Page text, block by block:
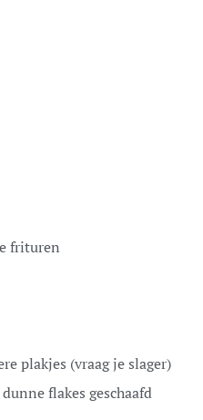
frituren
plakjes (vraag je slager)
flakes geschaafd